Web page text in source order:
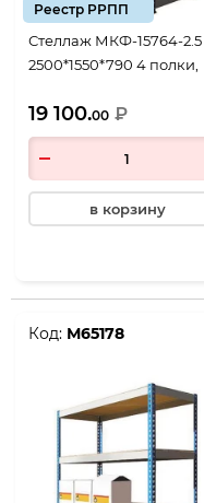
Реестр РРПП
Стеллаж МКФ-15764-2.5
2500*1550*790 4 полки,
19 100.00 ₽
в корзину
Код: М65178